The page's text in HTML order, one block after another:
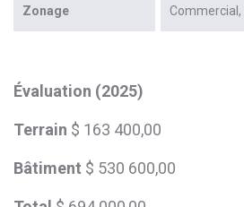
Zonage Commercial
Évaluation (2025)
Terrain $ 163 400,00
Bâtiment $ 530 600,00